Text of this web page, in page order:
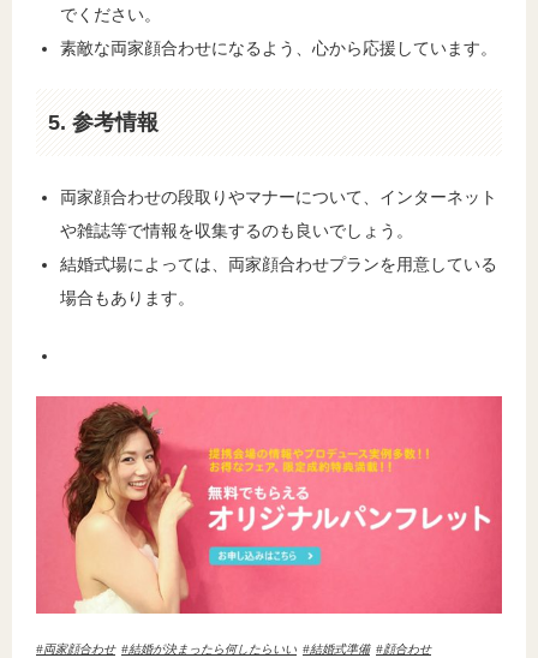
でください。
素敵な両家顔合わせになるよう、心から応援しています。
5. 参考情報
両家顔合わせの段取りやマナーについて、インターネット
や雑誌等で情報を収集するのも良いでしょう。
結婚式場によっては、両家顔合わせプランを用意している
場合もあります。
両家顔合わせ 結婚が決まったら何したらいい 結婚式準備 顔合わせ